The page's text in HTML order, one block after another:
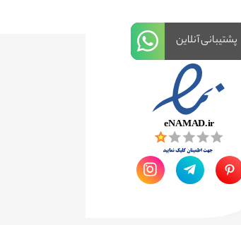
پشتیبانی آنلاین